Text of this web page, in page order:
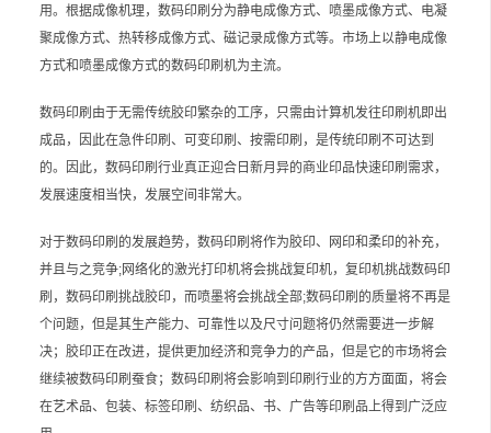
用。根据成像机理，数码印刷分为静电成像方式、喷墨成像方式、电凝
聚成像方式、热转移成像方式、磁记录成像方式等。市场上以静电成像
方式和喷墨成像方式的数码印刷机为主流。
数码印刷由于无需传统胶印繁杂的工序，只需由计算机发往印刷机即出
成品，因此在急件印刷、可变印刷、按需印刷，是传统印刷不可达到
的。因此，数码印刷行业真正迎合日新月异的商业印品快速印刷需求，
发展速度相当快，发展空间非常大。
对于数码印刷的发展趋势，数码印刷将作为胶印、网印和柔印的补充，
并且与之竞争;网络化的激光打印机将会挑战复印机，复印机挑战数码印
刷，数码印刷挑战胶印，而喷墨将会挑战全部;数码印刷的质量将不再是
个问题，但是其生产能力、可靠性以及尺寸问题将仍然需要进一步解
决；胶印正在改进，提供更加经济和竞争力的产品，但是它的市场将会
继续被数码印刷蚕食；数码印刷将会影响到印刷行业的方方面面，将会
在艺术品、包装、标签印刷、纺织品、书、广告等印刷品上得到广泛应